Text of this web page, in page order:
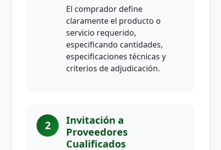
El comprador define
claramente el producto o
servicio requerido,
especificando cantidades,
especificaciones técnicas y
criterios de adjudicación.
2
Invitación a
Proveedores
Cualificados